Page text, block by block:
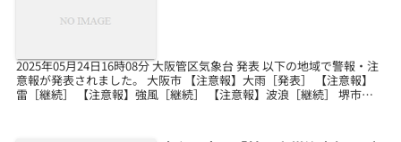
2025年05月24日16時08分 大阪管区気象台 発表 以下の地域で警報・注
意報が発表されました。 大阪市 【注意報】大雨［発表］ 【注意報】
雷［継続］ 【注意報】強風［継続］ 【注意報】波浪［継続］ 堺市